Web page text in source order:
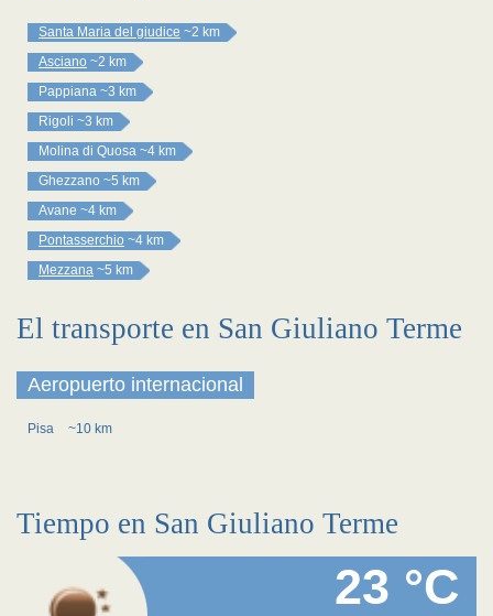
Santa Maria del giudice ~2 km
Asciano ~2 km
Pappiana ~3 km
Rigoli ~3 km
Molina di Quosa ~4 km
Ghezzano ~5 km
Avane ~4 km
Pontasserchio ~4 km
Mezzana ~5 km
El transporte en San Giuliano Terme
Aeropuerto internacional
Pisa ~10 km
Tiempo en San Giuliano Terme
23 °C